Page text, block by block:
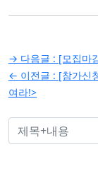
글
탐
색
→ 다음글 : [모집마
← 이전글 : [참가신
여라!>